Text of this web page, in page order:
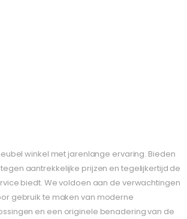
winkel met jarenlange ervaring. Bieden
aantrekkelijke prijzen en tegelijkertijd de
biedt. We voldoen aan de verwachtingen
gebruik te maken van moderne
en een originele benadering van de